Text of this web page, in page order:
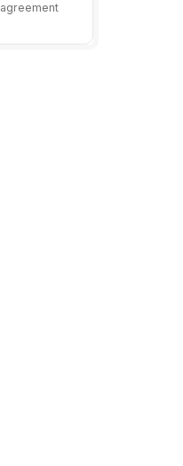
agreement.